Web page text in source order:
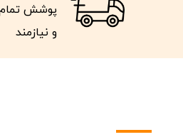
پوشش
و نیازمند